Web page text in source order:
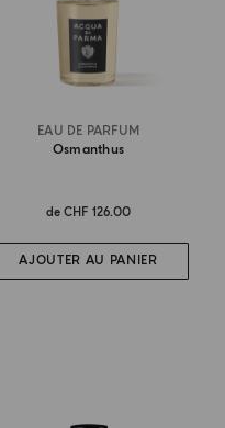
EAU DE PARFUM
Osmanthus
de CHF 126.00
AJOUTER AU PANIER